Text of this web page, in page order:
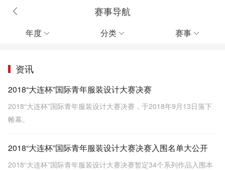
赛事导航
年度  分类  赛事 
资讯
2018“大连杯”国际青年服装设计大赛决赛
2018“大连杯”国际青年服装设计大赛决赛，于2018年9月13日落下
帷幕。
2018“大连杯”国际青年服装设计大赛决赛入围名单大公开
2018“大连杯”国际青年服装设计大赛决赛暂定34个系列作品入围本